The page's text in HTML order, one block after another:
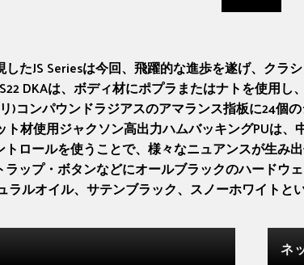
たJS Seriesは今回、飛躍的な進歩を遂げ、ク
DKAは、ボディ材にポプラまたはナトを使用
)コンパウンドラジアスのアマランス指板に24
材使用ジャクソン高出力ハムバッキングPUは
ロールを使うことで、様々なニュアンスが生
ップ・ボタンなどにオールブラックのハードウ
ラルオイル、サテンブラック、スノーホワイトと
ネ